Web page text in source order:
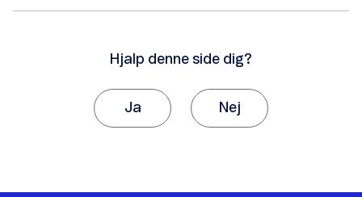
Hjalp denne side dig?
Ja Nej